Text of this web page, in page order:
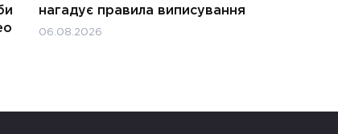
нагадує правила виписування
06.08.2026